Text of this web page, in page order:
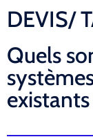
DEVIS/
Quels
existants